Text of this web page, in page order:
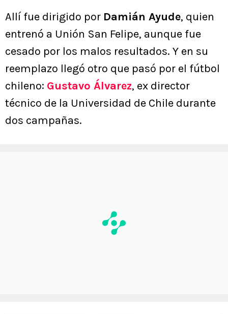
Allí fue dirigido por Damián Ayude, quien
entrenó a Unión San Felipe, aunque fue
cesado por los malos resultados. Y en su
reemplazo llegó otro que pasó por el fútbol
chileno: Gustavo Álvarez, ex director
técnico de la Universidad de Chile durante
dos campañas.